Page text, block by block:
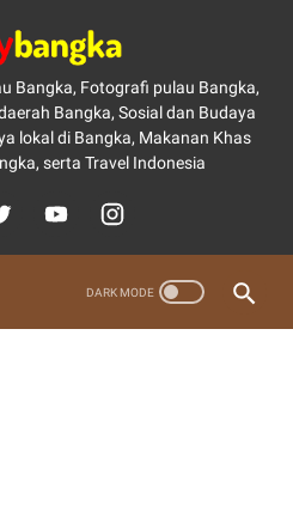
Bangka, Fotografi pulau Bangka,
Bangka, Sosial dan Budaya
lokal di Bangka, Makanan Khas
serta Travel Indonesia